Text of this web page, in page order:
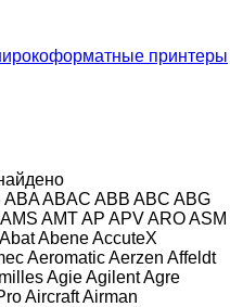
принтеры
ABAABAC ABB ABC ABG
AMS AMTAP APVAROASM
AbatAbeneAccuteX
AeromaticAerzen Affeldt
AgieAgilentAgre
AircraftAirman